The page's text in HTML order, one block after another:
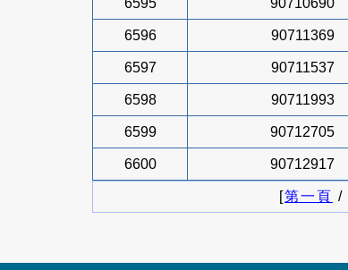
6595 90710690
6596 90711369
6597 90711537
6598 90711993
6599 90712705
6600 90712917
[第一頁 /